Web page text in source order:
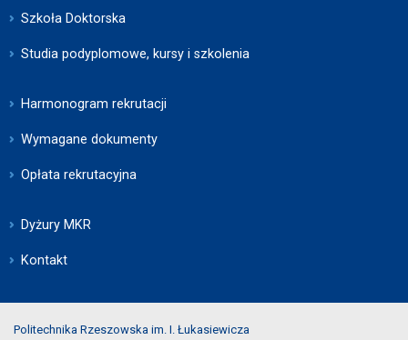
Szkoła Doktorska
Studia podyplomowe, kursy i szkolenia
Harmonogram rekrutacji
Wymagane dokumenty
Opłata rekrutacyjna
Dyżury MKR
Kontakt
Politechnika Rzeszowska im. I. Łukasiewicza